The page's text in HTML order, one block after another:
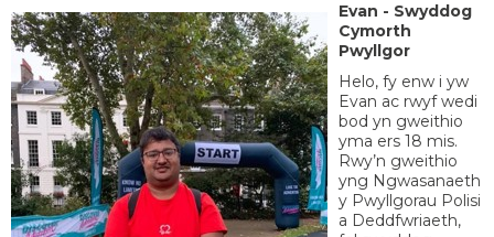
Evan - Swyddog
Cymorth
Pwyllgor
Helo, fy enw i yw
Evan ac rwyf wedi
bod yn gweithio
yma ers 18 mis.
Rwy’n gweithio
yng Ngwasanaeth
y Pwyllgorau Polisi
a Deddfwriaeth,